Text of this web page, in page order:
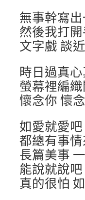
無事幹寫
然後我打
文字戲 談
時日過真
螢幕裡編
懷念你 懷
如愛就愛
都總有事
長篇美事
能說就說
真的很怕